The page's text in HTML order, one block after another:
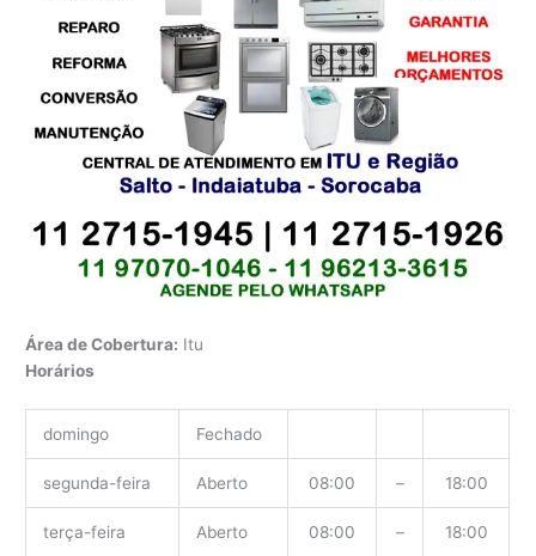
Área de Cobertura: Itu
Horários
domingo Fechado
segunda-feira Aberto 08:00 – 18:00
terça-feira Aberto 08:00 – 18:00